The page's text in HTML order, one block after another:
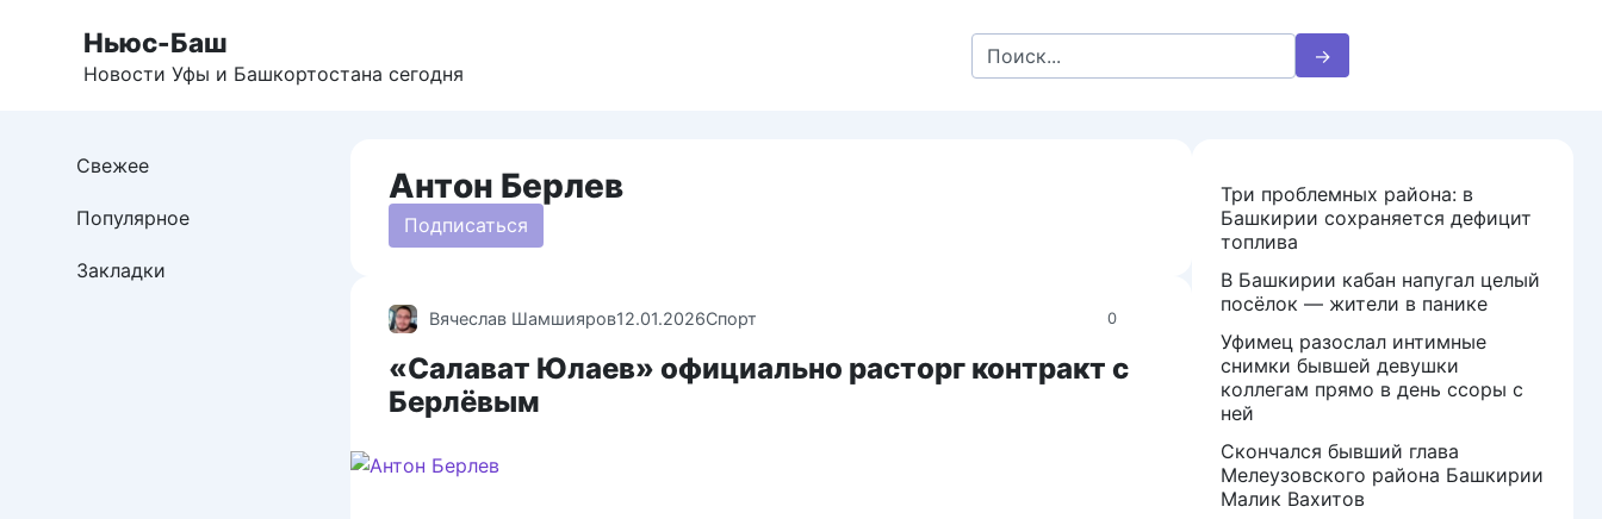
Ньюс-Баш
Новости Уфы и Башкортостана сегодня
Search
for:
Антон Берлев
Подписаться
0
Вячеслав Шамшияров12.01.2026Спорт
«Салават Юлаев» официально расторг контракт с
Берлёвым
Свежее
Популярное
Закладки
Три проблемных района: в
Башкирии сохраняется дефицит
топлива
В Башкирии кабан напугал целый
посёлок — жители в панике
Уфимец разослал интимные
снимки бывшей девушки
коллегам прямо в день ссоры с
ней
Скончался бывший глава
Мелеузовского района Башкирии
Малик Вахитов